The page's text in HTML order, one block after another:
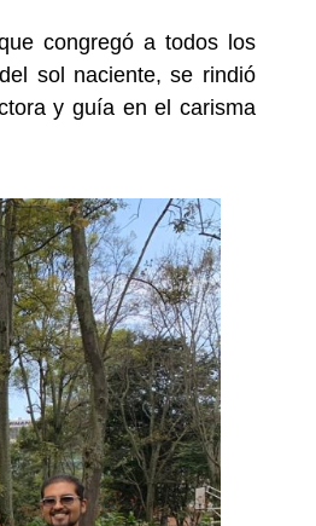
congregó a todos los
sol naciente, se rindió
y guía en el carisma